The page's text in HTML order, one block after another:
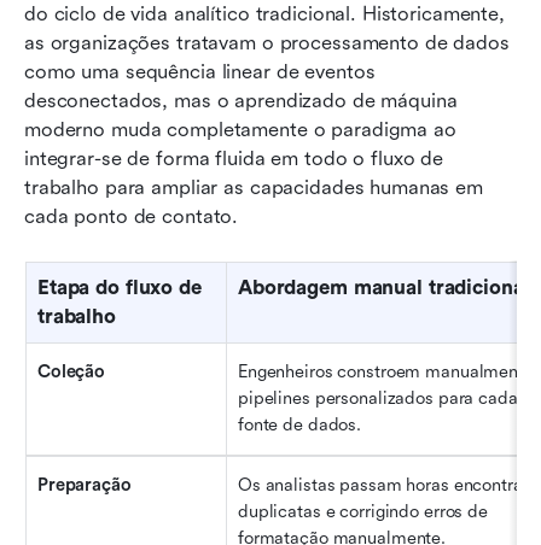
do ciclo de vida analítico tradicional. Historicamente,
as organizações tratavam o processamento de dados
como uma sequência linear de eventos
desconectados, mas o aprendizado de máquina
moderno muda completamente o paradigma ao
integrar-se de forma fluida em todo o fluxo de
trabalho para ampliar as capacidades humanas em
cada ponto de contato.
Etapa do fluxo de
trabalho
Abordagem manual tradicional
Coleção
Engenheiros constroem manualmente
pipelines personalizados para cada
fonte de dados.
Preparação
Os analistas passam horas
duplicatas e corrigindo erros de
formatação manualmente.